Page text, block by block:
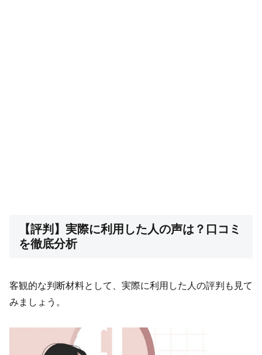
【評判】実際に利用した人の声は？口コミ
を徹底分析
客観的な判断材料として、実際に利用した人の評判も見て
みましょう。